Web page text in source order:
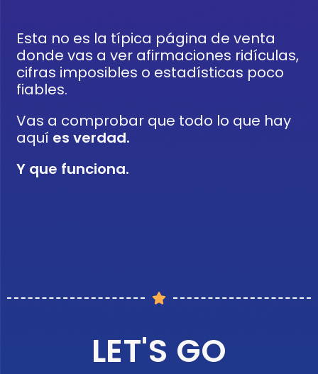
Esta no es la típica página de venta
donde vas a ver afirmaciones ridículas,
cifras imposibles o estadísticas poco
fiables.
Vas a comprobar que todo lo que hay
aquí es verdad.
Y que funciona.
LET'S GO